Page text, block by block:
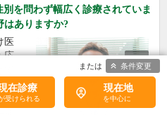
を問わず幅広く診療されていま
はありますか?
医
応
て
在診療 現在地
条件変更